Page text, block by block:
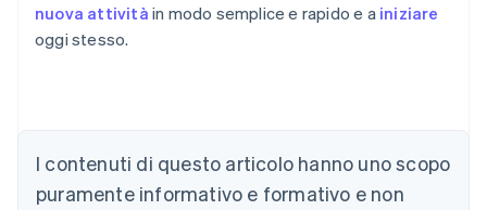
nuova attività in modo semplice e rapido e a iniziare
oggi stesso.
I contenuti di questo articolo hanno uno scopo
puramente informativo e formativo e non
NederlandsFrançaisDeutschEnglish
Brasile